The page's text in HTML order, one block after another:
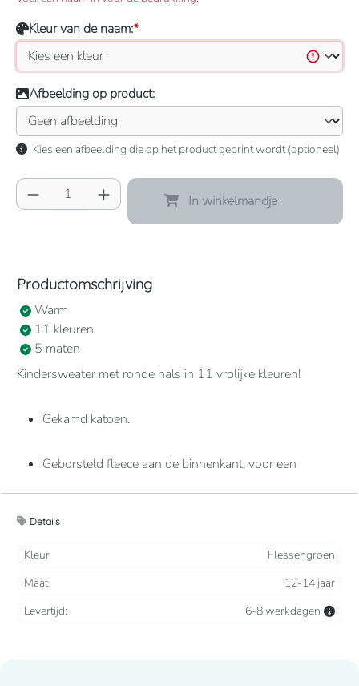
Kleur van de naam:*
Afbeelding op product:
Kies een afbeelding die op het product geprint wordt (optioneel)
Producthoeveelheid: Voer de gewenste
In winkelmandje
Productomschrijving
Warm
11 kleuren
5 maten
Kindersweater met ronde hals in 11 vrolijke kleuren!
Gekamd katoen.
Geborsteld fleece aan de binnenkant, voor een
Casual en ideaal voor dagelijks gebruik.
280 grams
Details
Kleur
Flessengroen
Maat
12-14 jaar
Levertijd:
6-8 werkdagen